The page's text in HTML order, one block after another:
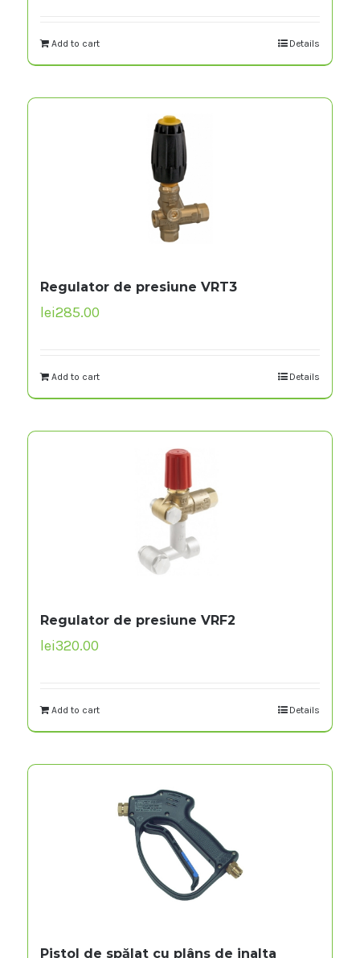
Add to cart Details
Regulator de presiune VRT3
lei285.00
Add to cart Details
Regulator de presiune VRF2
lei320.00
Add to cart Details
Pistol de spălat cu plâns de inalta